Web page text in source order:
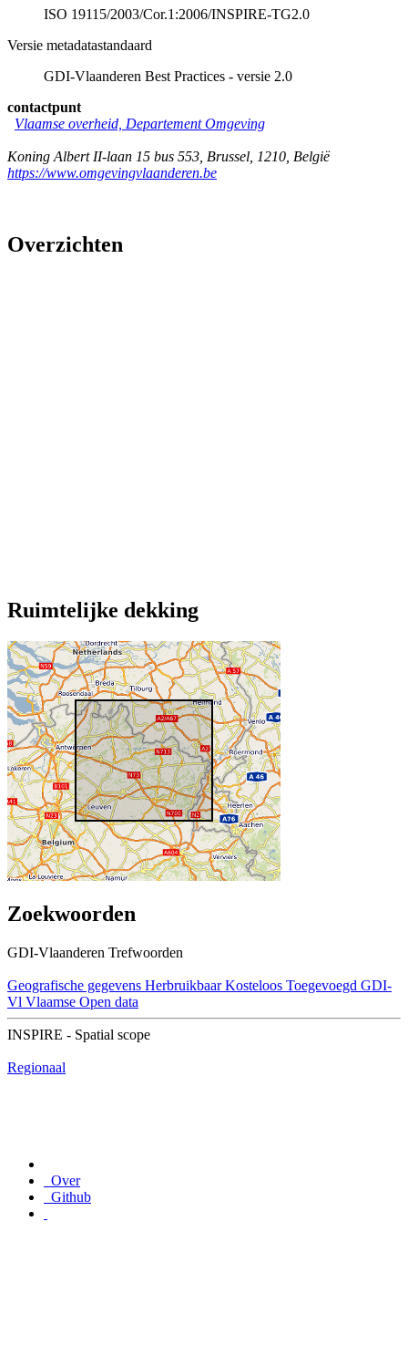
ISO 19115/2003/Cor.1:2006/INSPIRE-TG2.0
Versie metadatastandaard
GDI-Vlaanderen Best Practices - versie 2.0
contactpunt
Vlaamse overheid, Departement Omgeving
Koning Albert II-laan 15 bus 553 Brussel 1210 België
https://www.omgevingvlaanderen.be
Overzichten
Ruimtelijke dekking
Zoekwoorden
GDI-Vlaanderen Trefwoorden
Geografische gegevens Herbruikbaar Kosteloos Toegevoegd GDI-
Vl Vlaamse Open data
INSPIRE - Spatial scope
Regionaal
Over
Github